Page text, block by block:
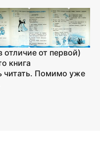
от первой)
книга
читать. Помимо уже